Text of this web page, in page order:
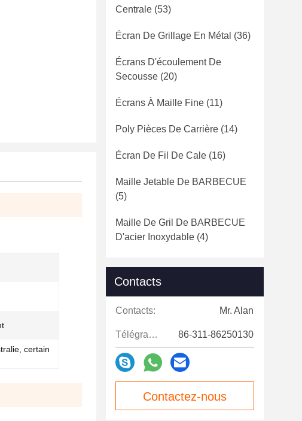
certain
Centrale (53)
Écran De Grillage En Métal (36)
Écrans D'écoulement De
Secousse (20)
Écrans À Maille Fine (11)
Poly Pièces De Carrière (14)
Écran De Fil De Cale (16)
Maille Jetable De BARBECUE
(5)
Maille De Gril De BARBECUE
D'acier Inoxydable (4)
Contacts
Contacts: Mr. Alan
Télégramme: 86-311-86250130
Contactez-nous